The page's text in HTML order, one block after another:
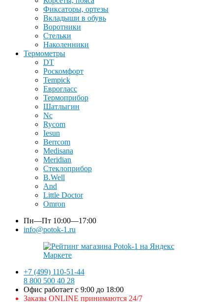
Фиксаторы, ортезы
Вкладыши в обувь
Воротники
Стельки
Наколенники
Термометры
DT
Роскомфорт
Tempick
Еврогласс
Термоприбор
Шатлыгин
Nc
Rycom
Iesun
Berrcom
Medisana
Meridian
Стеклоприбор
B.Well
And
Little Doctor
Omron
Пн—Пт 10:00—17:00
info@potok-1.ru
+7 (499) 110-51-44
8 800 500 40 28
Офис работает с 9:00 до 18:00
Заказы ONLINE принимаются 24/7